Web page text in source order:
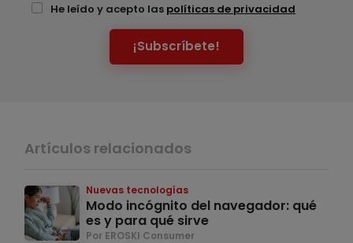
He leído y acepto las políticas de privacidad
¡Subscríbete!
Artículos relacionados
Nuevas tecnologías
Modo incógnito del navegador: qué
es y para qué sirve
Por EROSKI Consumer